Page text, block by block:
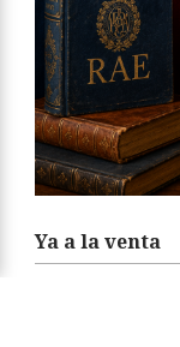
Ya a la venta